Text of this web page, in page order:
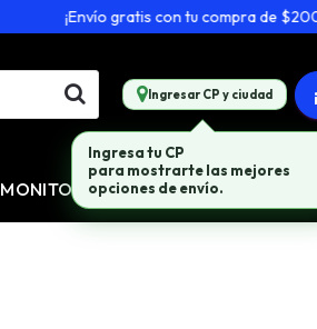
¡Envío gratis con tu compra de
Ingresar CP y ciudad
MONITORES CONECTIVIDAD
Ingresa tu CP
para mostrarte las mejores
opciones de envío.